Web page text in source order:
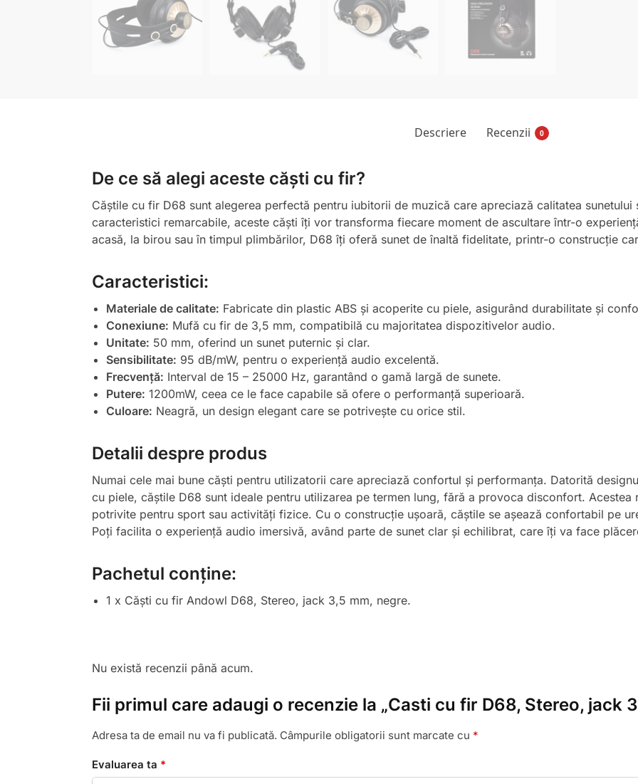
Descriere Recenzii 0
De ce să alegi aceste căști cu fir?
Căștile cu fir D68 sunt alegerea perfectă pentru iubitorii de muzică care apreciază calitatea
caracteristici remarcabile, aceste căști îți vor transforma fiecare moment de ascultare într-o
acasă, la birou sau în timpul plimbărilor, D68 îți oferă sunet de înaltă fidelitate, printr-o construcție
Caracteristici:
Materiale de calitate: Fabricate din plastic ABS și acoperite cu piele, asigurând durabilitate și
Conexiune: Mufă cu fir de 3,5 mm, compatibilă cu majoritatea dispozitivelor audio.
Unitate: 50 mm, oferind un sunet puternic și clar.
Sensibilitate: 95 dB/mW, pentru o experiență audio excelentă.
Frecvență: Interval de 15 – 25000 Hz, garantând o gamă largă de sunete.
Putere: 1200mW, ceea ce le face capabile să ofere o performanță superioară.
Culoare: Neagră, un design elegant care se potrivește cu orice stil.
Detalii despre produs
Numai cele mai bune căști pentru utilizatorii care apreciază confortul și performanța. Datorită
cu piele, căștile D68 sunt ideale pentru utilizarea pe termen lung, fără a provoca disconfort.
potrivite pentru sport sau activități fizice. Cu o construcție ușoară, căștile se așează confortabil pe
Poți facilita o experiență audio imersivă, având parte de sunet clar și echilibrat, care îți va face
Pachetul conține:
1 x Căști cu fir Andowl D68, Stereo, jack 3,5 mm, negre.
Nu există recenzii până acum.
Fii primul care adaugi o recenzie la „Casti cu fir D68, Stereo, jack
Adresa ta de email nu va fi publicată. Câmpurile obligatorii sunt marcate cu *
Evaluarea ta *